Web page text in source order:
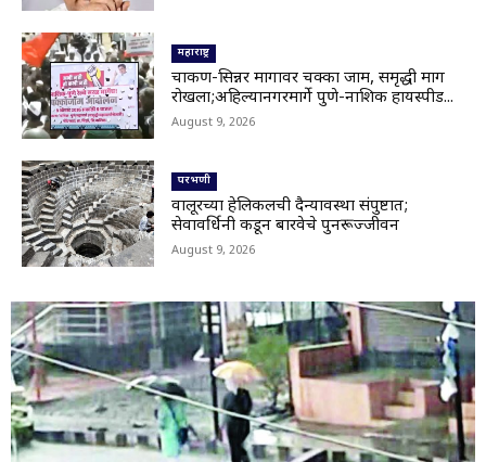
Parbhani|परभणी-गंगाखेड महामार्गाच्या दर्जावर
प्रश्नचिन्ह;202 कोटी खर्च करूनही महामार्गाची दुरवस्था
01:21
Nanded|नांदेड हादरलं! दहावीतील विद्यार्थ्याचा
वर्गमित्रावर चाकू हल्ला
02:10
भूम तालुक्यातील आंबी जयवंतनगर मार्ग बंद;देवगावरोड
वरील पूल गेला वाहून,अनेक गावांचा संपर्क तुटला
00:17
Nanded|हिमायतनगरमध्ये प्रशासनाचा बुलडोझर; उमर
चौक अतिक्रमणमुक्त
01:29
महाराष्ट्र
चाकण-सिन्नर मार्गावर चक्का जाम, समृद्धी मार्ग
रोखला;अहिल्यानगरमार्गे पुणे-नाशिक हायस्पीड...
August 9, 2026
परभणी
वालूरच्या हेलिकलची दैन्यावस्था संपुष्टात;
सेवावर्धिनी कडून बारवेचे पुनरूज्जीवन
August 9, 2026